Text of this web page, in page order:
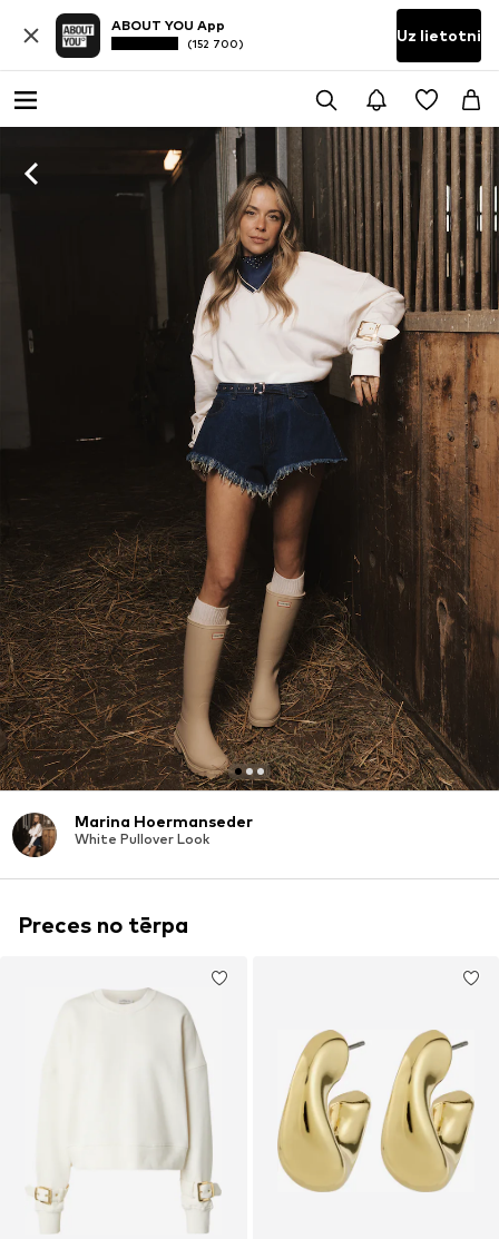
ABOUT YOU App
(152 700) Uz lietotni
Marina Hoermanseder
White Pullover Look
Preces no tērpa